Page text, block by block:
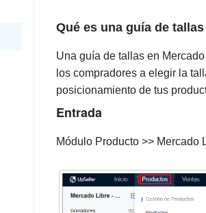
Qué es una guía de
Una guía de tallas en
los compradores a elegir la
posicionamiento de tus
Entrada
Módulo Producto >> Mercado